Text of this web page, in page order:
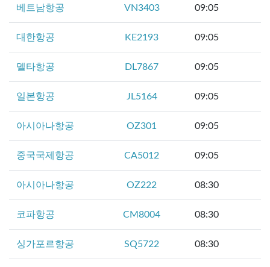
베트남항공 VN3403 09:05
대한항공 KE2193 09:05
델타항공 DL7867 09:05
일본항공 JL5164 09:05
아시아나항공 OZ301 09:05
중국국제항공 CA5012 09:05
아시아나항공 OZ222 08:30
코파항공 CM8004 08:30
싱가포르항공 SQ5722 08:30